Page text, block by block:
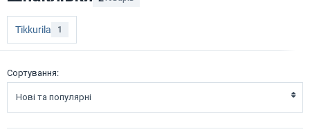
Tikkurila 1
Сортування:
Нові та популярні